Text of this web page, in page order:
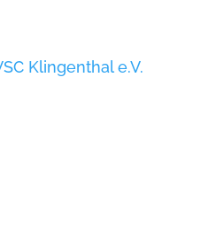
Klingenthal e.V.